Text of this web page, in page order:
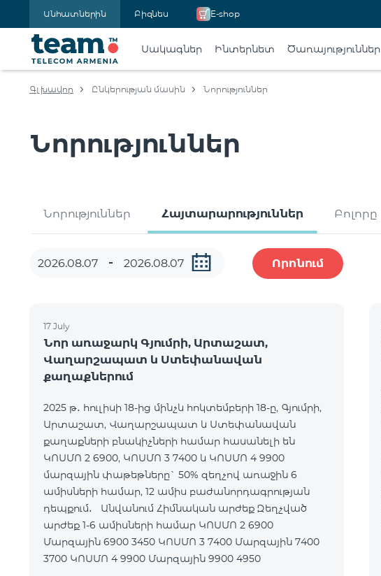
Անհատներին Բիզնես E-shop
Սակագներ Ինտերնետ Ծառայություններ
Գլխավոր Ընկերության մասին Նորություններ
Նորություններ
Նորություններ Հայտարարություններ Բոլորը
Որոնում
17 July
Նոր առաջարկ Գյումրի, Արտաշատ,
Վաղարշապատ և Ստեփանավան
քաղաքներում
2025 թ․ հուլիսի 18-ից մինչև հոկտեմբերի 18-ը, Գյումրի,
Արտաշատ, Վաղարշապատ և Ստեփանավան
քաղաքների բնակիչների համար հասանելի են
ԿՈՍՄՈ 2 6900, ԿՈՍՄՈ 3 7400 և ԿՈՍՄՈ 4 9900
մարզային փաթեթները` 50% զեղչով առաջին 6
ամիսների համար, 12 ամիս բաժանորդագրության
դեպքում․ Անվանում Հիմնական արժեք Զեղչված
արժեք 1-6 ամիսների համար ԿՈՍՄՈ 2 6900
Մարզային 6900 3450 ԿՈՍՄՈ 3 7400 Մարզային 7400
3700 ԿՈՍՄՈ 4 9900 Մարզային 9900 4950